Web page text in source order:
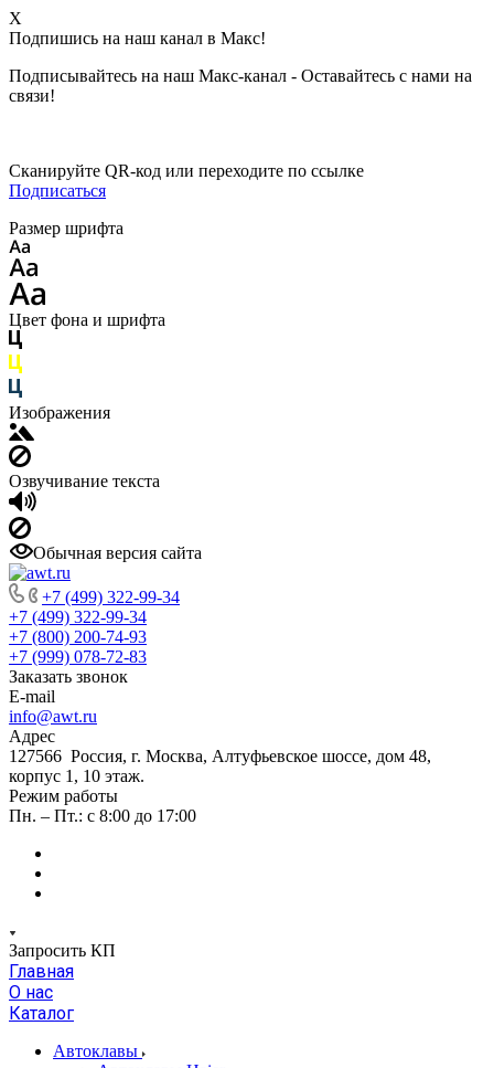
X
Подпишись на наш канал в Макс!
Подписывайтесь на наш Макс-канал - Оставайтесь с нами на
связи!
Сканируйте QR-код или переходите по ссылке
Подписаться
Размер шрифта
Цвет фона и шрифта
Изображения
Озвучивание текста
Обычная версия сайта
+7 (499) 322-99-34
+7 (499) 322-99-34
+7 (800) 200-74-93
+7 (999) 078-72-83
Заказать звонок
E-mail
info@awt.ru
Адрес
127566 Россия, г. Москва, Алтуфьевское шоссе, дом 48,
корпус 1, 10 этаж.
Режим работы
Пн. – Пт.: с 8:00 до 17:00
Запросить КП
Главная
О нас
Каталог
Автоклавы